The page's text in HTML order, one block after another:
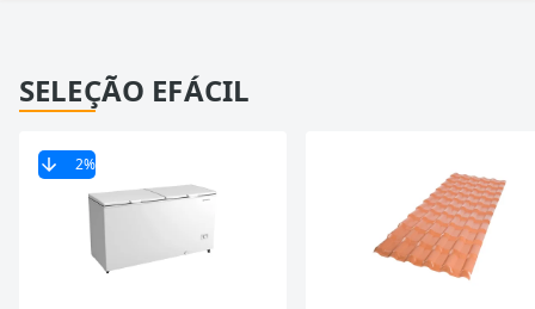
SELEÇÃO EFÁCIL
2%